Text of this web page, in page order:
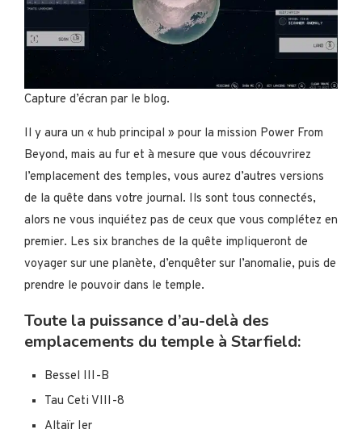
Capture d’écran par le blog.
Il y aura un « hub principal » pour la mission Power From
Beyond, mais au fur et à mesure que vous découvrirez
l’emplacement des temples, vous aurez d’autres versions
de la quête dans votre journal. Ils sont tous connectés,
alors ne vous inquiétez pas de ceux que vous complétez en
premier. Les six branches de la quête impliqueront de
voyager sur une planète, d’enquêter sur l’anomalie, puis de
prendre le pouvoir dans le temple.
Toute la puissance d’au-delà des
emplacements du temple à Starfield:
Bessel III-B
Tau Ceti VIII-8
Altaïr Ier